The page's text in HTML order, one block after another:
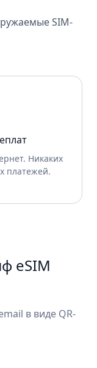
SIM-
Никаких
платежей.
eSIM
в виде QR-